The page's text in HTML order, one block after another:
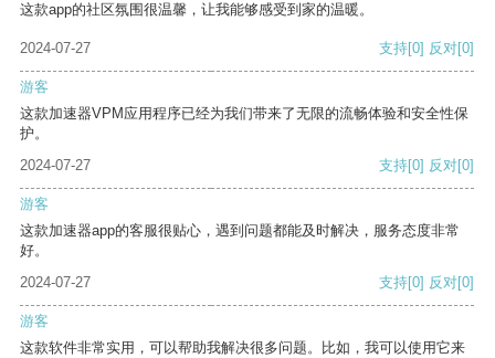
这款app的社区氛围很温馨，让我能够感受到家的温暖。
2024-07-27 支持[0] 反对[0]
游客
这款加速器VPM应用程序已经为我们带来了无限的流畅体验和安全性保
护。
2024-07-27
支持[0] 反对[0]
游客
这款加速器app的客服很贴心，遇到问题都能及时解决，服务态度非常
好。
2024-07-27
支持[0] 反对[0]
游客
这款软件非常实用，可以帮助我解决很多问题。比如，我可以使用它来